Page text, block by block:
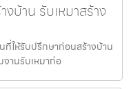
บ้าน รับเหมาสร้าง
ที่ให้รับปรึกษาก่อนสร้างบ้าน
านรับเหมาก่อ